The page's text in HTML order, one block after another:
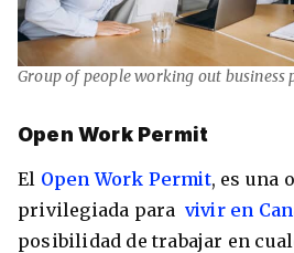
Group of people working out business
Open Work Permit
El Open Work Permit, es una
privilegiada para vivir en
posibilidad de trabajar en